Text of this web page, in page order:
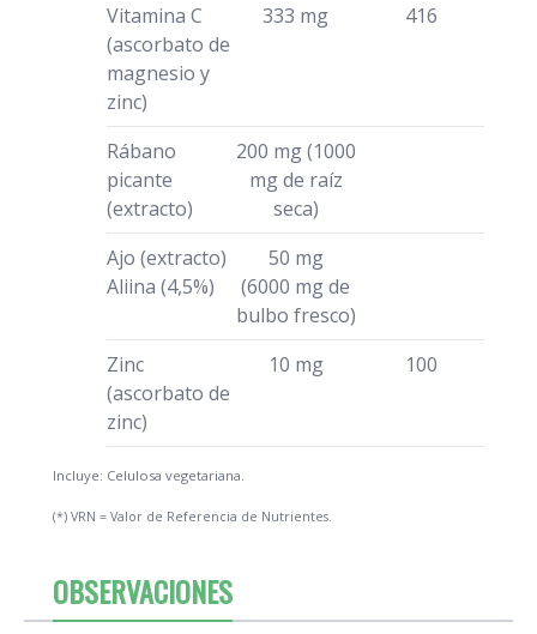
Vitamina C
(ascorbato de
magnesio y
zinc)
333 mg 416
Rábano
picante
(extracto)
200 mg (1000
mg de raíz
seca)
Ajo (extracto)
Aliina (4,5%)
50 mg
(6000 mg de
bulbo fresco)
Zinc
(ascorbato de
zinc)
10 mg 100
Incluye: Celulosa vegetariana.
(*) VRN = Valor de Referencia de Nutrientes.
OBSERVACIONES